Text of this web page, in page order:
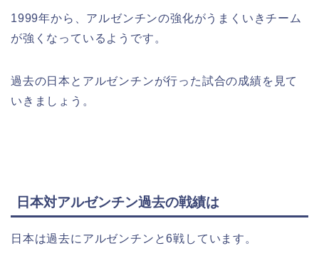
1999年から、アルゼンチンの強化がうまくいきチーム
が強くなっているようです。
過去の日本とアルゼンチンが行った試合の成績を見て
いきましょう。
日本対アルゼンチン過去の戦績は
日本は過去にアルゼンチンと6戦しています。